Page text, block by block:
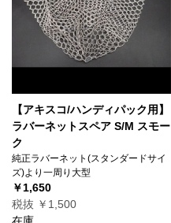
【アキスコ/ハンディパック用】
ラバーネットスペア S/M スモー
ク
純正ラバーネット(スタンダードサイ
ズ)より一周り大型
￥1,650
税抜 ￥1,500
在庫